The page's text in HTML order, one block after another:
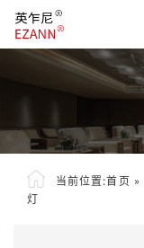
当前位置:首页 »
灯